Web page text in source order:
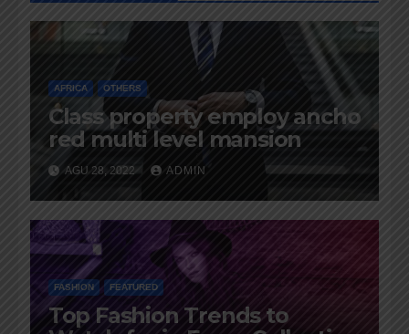
AFRICA OTHERS
Class property employ ancho
red multi level mansion
AGU 28, 2022 ADMIN
FASHION FEATURED
Top Fashion Trends to